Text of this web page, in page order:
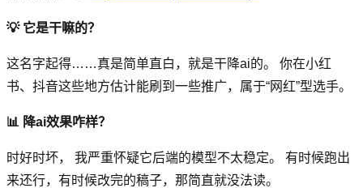
💡 它是干嘛的？
这名字起得……真是简单直白，就是干降ai的。 你在小红
书、抖音这些地方估计能刷到一些推广，属于“网红”型选手。
📊 降ai效果咋样？
时好时坏， 我严重怀疑它后端的模型不太稳定。 有时候跑出
来还行，有时候改完的稿子，那简直就没法读。